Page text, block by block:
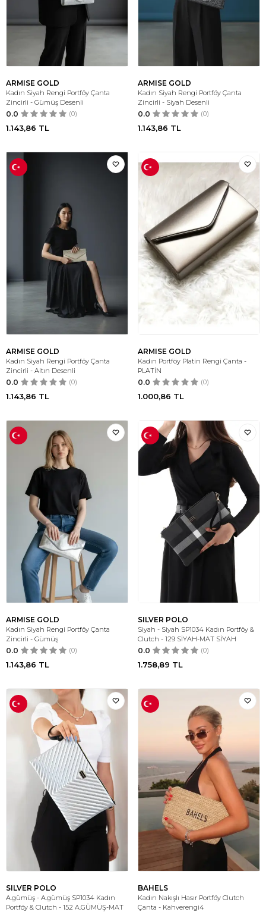
ARMISE GOLD
Kadın Siyah Rengi Portföy Çanta
Zincirli - Gümüş Desenli
0.0 (0)
1.143,86 TL
ARMISE GOLD
Kadın Siyah Rengi Portföy Çanta
Zincirli - Siyah Desenli
0.0 (0)
1.143,86 TL
ARMISE GOLD
Kadın Siyah Rengi Portföy Çanta
Zincirli - Altın Desenli
0.0 (0)
1.143,86 TL
ARMISE GOLD
Kadın Portföy Platin Rengi Çanta -
PLATİN
0.0 (0)
1.000,86 TL
ARMISE GOLD
Kadın Siyah Rengi Portföy Çanta
Zincirli - Gümüş
0.0 (0)
1.143,86 TL
SILVER POLO
Siyah - Siyah SP1034 Kadın Portföy &
Clutch - 129 SİYAH-MAT SİYAH
0.0 (0)
1.758,89 TL
SILVER POLO
A.gümüş - A.gümüş SP1034 Kadın
Portföy & Clutch - 152 A.GÜMÜŞ-MAT
BAHELS
Kadın Nakışlı Hasır Portföy Clutch
Çanta - Kahverengi4